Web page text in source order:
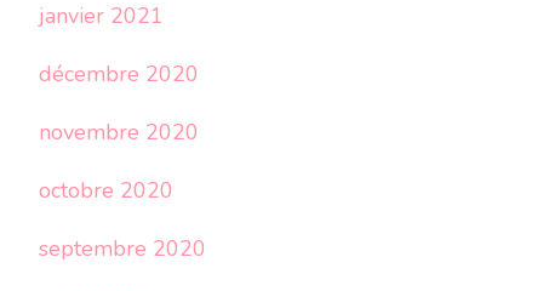
janvier 2021
décembre 2020
novembre 2020
octobre 2020
septembre 2020